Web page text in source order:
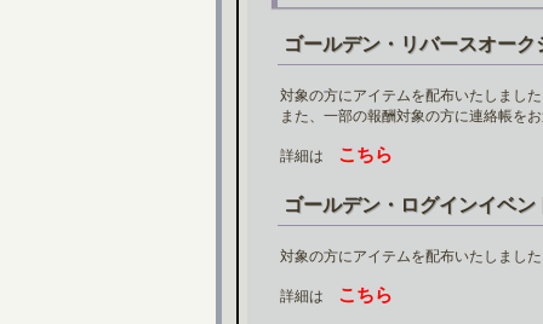
ゴールデン・リバースオーク
対象の方にアイテムを配布いたしまし
また、一部の報酬対象の方に連絡帳を
詳細は こちら
ゴールデン・ログインイベン
対象の方にアイテムを配布いたしまし
詳細は こちら